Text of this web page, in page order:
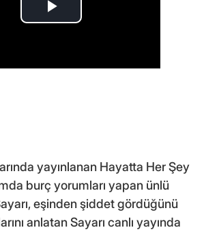
yayınlanan Hayatta Her Şey
burç yorumları yapan ünlü
eşinden şiddet gördüğünü
anlatan Sayarı canlı yayında